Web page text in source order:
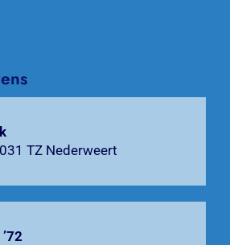
TZ Nederweert